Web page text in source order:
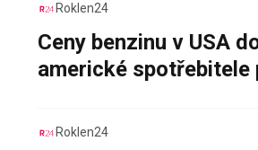
Roklen24
Ceny benzinu v USA
americké spotřebitele
Roklen24